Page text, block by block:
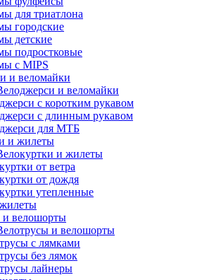
для триатлона
городские
детские
подростковые
с MIPS
и веломайки
и веломайки
с коротким рукавом
с длинным рукавом
для МТБ
и жилеты
и жилеты
от ветра
от дождя
утепленные
и велошорты
и велошорты
с лямками
без лямок
лайнеры